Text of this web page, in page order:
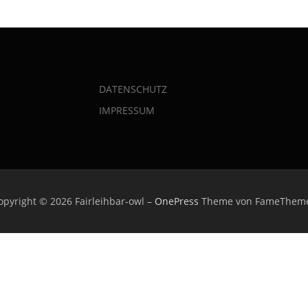
DATENSCHUTZ
IMPRESSUM
© 2026 Fairleihbar-owl – OnePress Theme von